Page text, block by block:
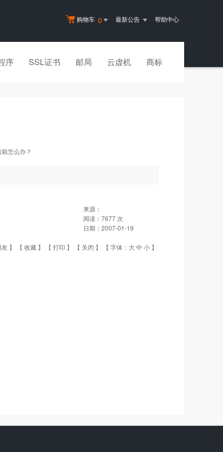
购物车 0 最新公告 帮助中心
序 SSL证书 邮局 云虚机 商标
怎么办？
来源：
阅读： 7677 次
日期： 2007-01-19
友 】 【 收藏 】 【 打印 】 【 关闭 】 【 字体： 大中 小 】